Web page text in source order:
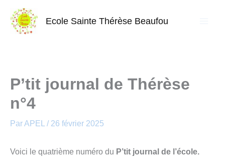
contenu
Ecole Sainte Thérèse Beaufou
P’tit journal de Thérèse
n°4
ParAPEL / 26 février 2025
Voici le quatrième numéro du P’tit journal de l’école.